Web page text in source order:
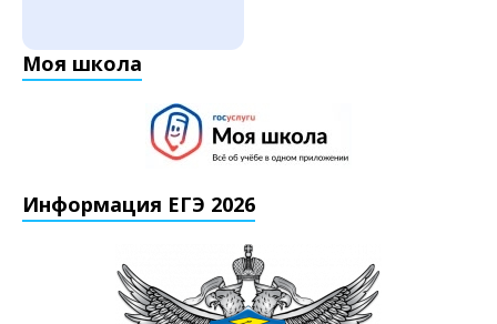
Моя школа
Информация ЕГЭ 2026